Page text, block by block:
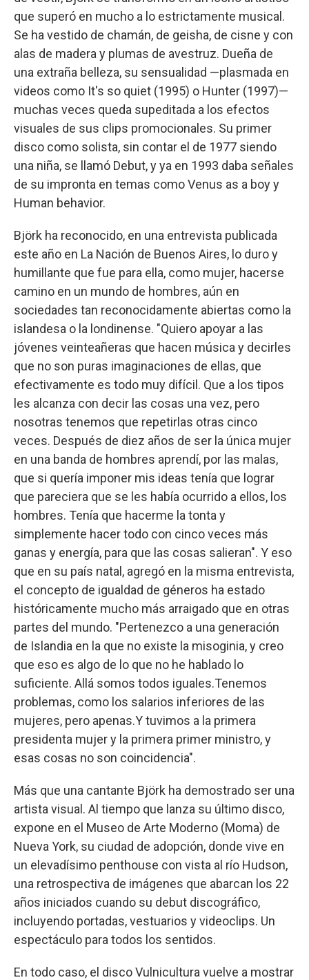
que superó en mucho a lo estrictamente musical.
Se ha vestido de chamán, de geisha, de cisne y con
alas de madera y plumas de avestruz. Dueña de
una extraña belleza, su sensualidad —plasmada en
videos como It's so quiet (1995) o Hunter (1997)—
muchas veces queda supeditada a los efectos
visuales de sus clips promocionales. Su primer
disco como solista, sin contar el de 1977 siendo
una niña, se llamó Debut, y ya en 1993 daba señales
de su impronta en temas como Venus as a boy y
Human behavior.
Björk ha reconocido, en una entrevista publicada
este año en La Nación de Buenos Aires, lo duro y
humillante que fue para ella, como mujer, hacerse
camino en un mundo de hombres, aún en
sociedades tan reconocidamente abiertas como la
islandesa o la londinense. "Quiero apoyar a las
jóvenes veinteañeras que hacen música y decirles
que no son puras imaginaciones de ellas, que
efectivamente es todo muy difícil. Que a los tipos
les alcanza con decir las cosas una vez, pero
nosotras tenemos que repetirlas otras cinco
veces. Después de diez años de ser la única mujer
en una banda de hombres aprendí, por las malas,
que si quería imponer mis ideas tenía que lograr
que pareciera que se les había ocurrido a ellos, los
hombres. Tenía que hacerme la tonta y
simplemente hacer todo con cinco veces más
ganas y energía, para que las cosas salieran". Y eso
que en su país natal, agregó en la misma entrevista,
el concepto de igualdad de géneros ha estado
históricamente mucho más arraigado que en otras
partes del mundo. "Pertenezco a una generación
de Islandia en la que no existe la misoginia, y creo
que eso es algo de lo que no he hablado lo
suficiente. Allá somos todos iguales.Tenemos
problemas, como los salarios inferiores de las
mujeres, pero apenas.Y tuvimos a la primera
presidenta mujer y la primera primer ministro, y
esas cosas no son coincidencia".
Más que una cantante Björk ha demostrado ser una
artista visual. Al tiempo que lanza su último disco,
expone en el Museo de Arte Moderno (Moma) de
Nueva York, su ciudad de adopción, donde vive en
un elevadísimo penthouse con vista al río Hudson,
una retrospectiva de imágenes que abarcan los 22
años iniciados cuando su debut discográfico,
incluyendo portadas, vestuarios y videoclips. Un
espectáculo para todos los sentidos.
En todo caso, el disco Vulnicultura vuelve a mostrar